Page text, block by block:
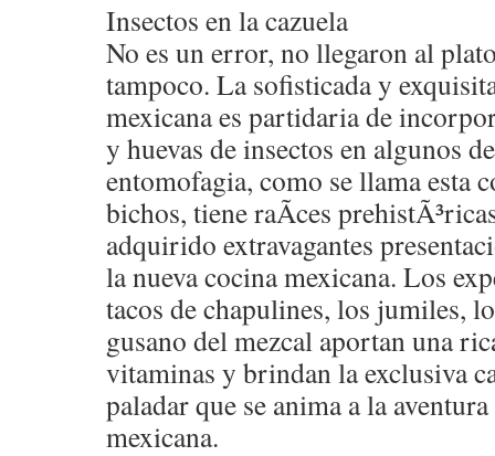
Insectos en la cazuela
No es un error, no llegaron al
tampoco. La sofisticada y
mexicana es partidaria de
y huevas de insectos en algunos
entomofagia, como se llama esta
bichos, tiene raÃ­ces
adquirido extravagantes
la nueva cocina mexicana. Los
tacos de chapulines, los jumiles,
gusano del mezcal aportan una
vitaminas y brindan la exclusiva
paladar que se anima a la
mexicana.